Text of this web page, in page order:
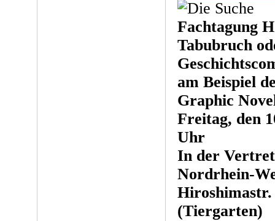
Fachtagung
Tabubruch
am Beispiel
Graphic
Freitag, den
Uhr
In der
Nordrhein-
Hiroshimastr.
(Tiergarten)